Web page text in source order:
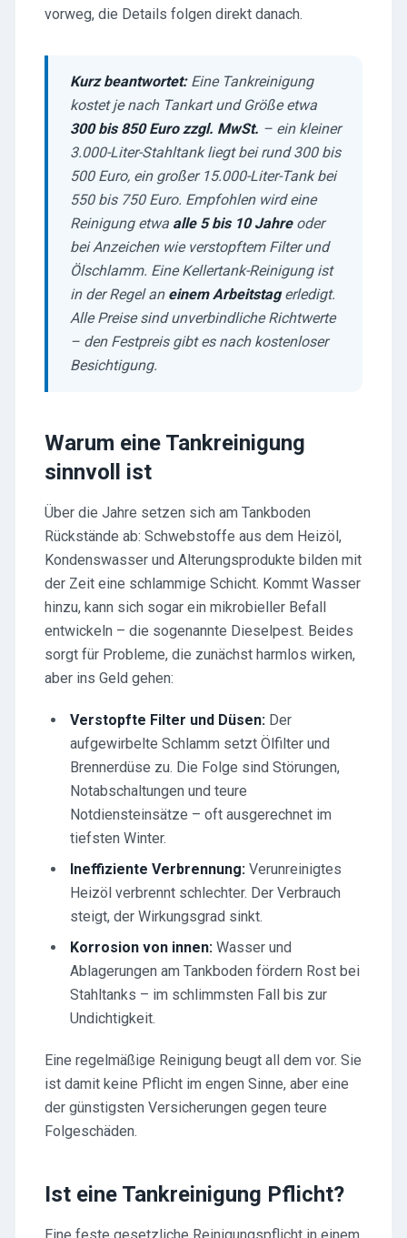
vorweg, die Details folgen direkt danach.
Kurz beantwortet:Eine Tankreinigung
kostet je nach Tankart und Größe etwa
300 bis 850 Euro zzgl. MwSt. – ein kleiner
3.000-Liter-Stahltank liegt bei rund 300 bis
500 Euro, ein großer 15.000-Liter-Tank bei
550 bis 750 Euro. Empfohlen wird eine
Reinigung etwa alle 5 bis 10 Jahreoder
bei Anzeichen wie verstopftem Filter und
Ölschlamm. Eine Kellertank-Reinigung ist
in der Regel an einem Arbeitstagerledigt.
Alle Preise sind unverbindliche Richtwerte
– den Festpreis gibt es nach kostenloser
Besichtigung.
Warum eine Tankreinigung
sinnvoll ist
Über die Jahre setzen sich am Tankboden
Rückstände ab: Schwebstoffe aus dem Heizöl,
Kondenswasser und Alterungsprodukte bilden mit
der Zeit eine schlammige Schicht. Kommt Wasser
hinzu, kann sich sogar ein mikrobieller Befall
entwickeln – die sogenannte Dieselpest. Beides
sorgt für Probleme, die zunächst harmlos wirken,
aber ins Geld gehen:
Verstopfte Filter und Düsen: Der
aufgewirbelte Schlamm setzt Ölfilter und
Brennerdüse zu. Die Folge sind Störungen,
Notabschaltungen und teure
Notdiensteinsätze – oft ausgerechnet im
tiefsten Winter.
Ineffiziente Verbrennung: Verunreinigtes
Heizöl verbrennt schlechter. Der Verbrauch
steigt, der Wirkungsgrad sinkt.
Korrosion von innen: Wasser und
Ablagerungen am Tankboden fördern Rost bei
Stahltanks – im schlimmsten Fall bis zur
Undichtigkeit.
Eine regelmäßige Reinigung beugt all dem vor. Sie
ist damit keine Pflicht im engen Sinne, aber eine
der günstigsten Versicherungen gegen teure
Folgeschäden.
Ist eine Tankreinigung Pflicht?